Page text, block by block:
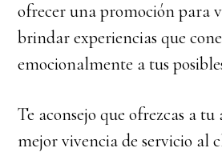
ofrecer una promoción para
brindar experiencias que
emocionalmente a tus
Te aconsejo que ofrezcas a
mejor vivencia de servicio al